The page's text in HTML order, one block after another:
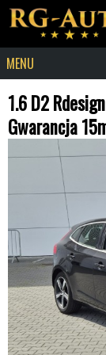
MENU
1.6 D2
Gwarancja